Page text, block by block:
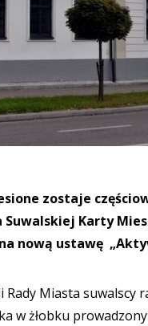
zostaje
Karty
nową ustawę
Rady Miasta
w żłobku